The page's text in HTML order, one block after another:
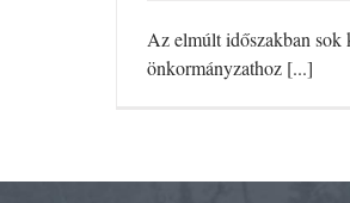
Az elmúlt időszakban sok
önkormányzathoz [...]